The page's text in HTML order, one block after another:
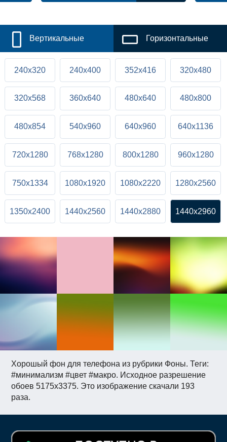
Хорошый фон для телефона из рубрики Фоны. Теги:
#минимализм #цвет #макро. Исходное разрешение
обоев 5175x3375. Это изображение скачали 193
раза.
Вертикальные Горизонтальные
240x320 240x400 352x416 320x480
320x568 360x640 480x640 480x800
480x854 540x960 640x960 640x1136
720x1280 768x1280 800x1280 960x1280
750x1334 1080x1920 1080x2220 1280x2560
1350x2400 1440x2560 1440x2880 1440x2960